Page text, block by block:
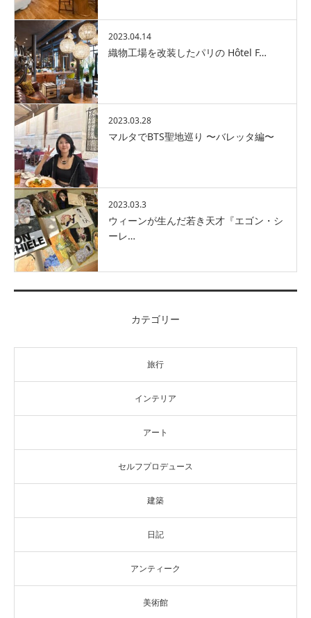
2023.04.14
織物工場を改装したパリの Hôtel F…
2023.03.28
マルタでBTS聖地巡り 〜バレッタ編〜
2023.03.3
ウィーンが生んだ若き天才『エゴン・シ
ーレ…
カテゴリー
旅行
インテリア
アート
セルフプロデュース
建築
日記
アンティーク
美術館